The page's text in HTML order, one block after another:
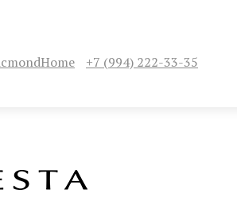
+7 (994) 222-33-35